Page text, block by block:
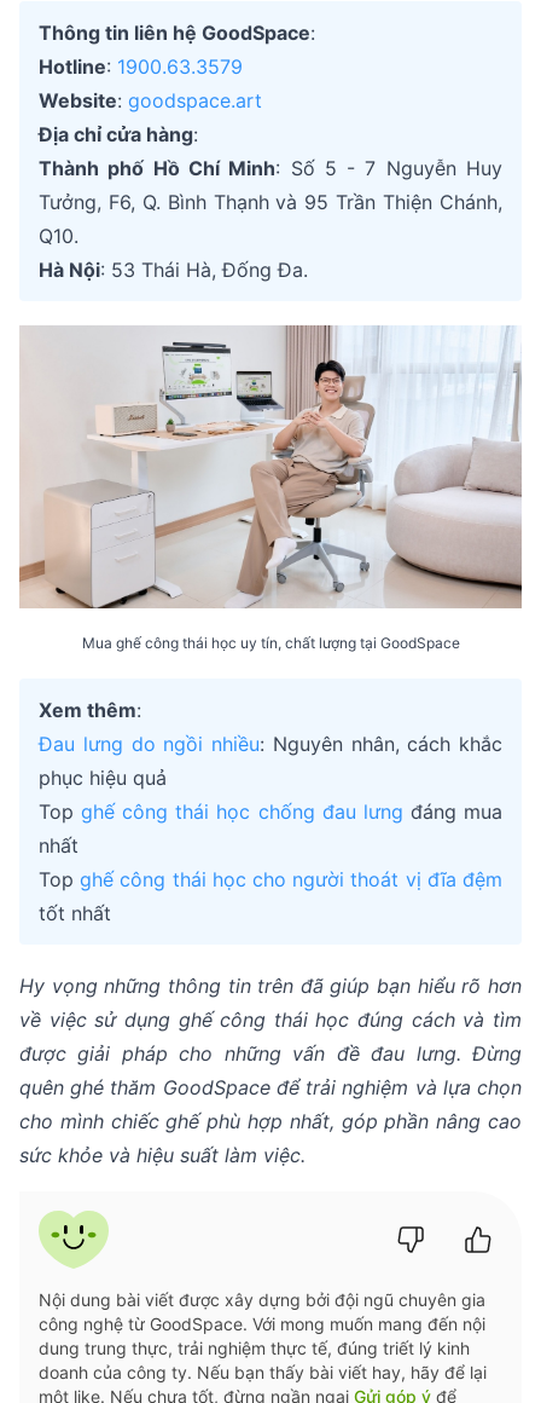
Thông tin liên hệ GoodSpace:
Hotline: 1900.63.3579
Website: goodspace.art
Địa chỉ cửa hàng:
Thành phố Hồ Chí Minh: Số 5 - 7 Nguyễn Huy
Tưởng, F6, Q. Bình Thạnh và 95 Trần Thiện Chánh,
Q10.
Hà Nội: 53 Thái Hà, Đống Đa.
Mua ghế công thái học uy tín, chất lượng tại GoodSpace
Xem thêm:
Đau lưng do ngồi nhiều: Nguyên nhân, cách khắc
phục hiệu quả
Topghế công thái học chống đau lưng đáng mua
nhất
Topghế công thái học cho người thoát vị đĩa đệm
tốt nhất
Hy vọng những thông tin trên đã giúp bạn hiểu rõ hơn
về việc sử dụng ghế công thái học đúng cách và tìm
được giải pháp cho những vấn đề đau lưng. Đừng
quên ghé thăm GoodSpace để trải nghiệm và lựa chọn
cho mình chiếc ghế phù hợp nhất, góp phần nâng cao
sức khỏe và hiệu suất làm việc.
Nội dung bài viết được xây dựng bởi đội ngũ chuyên gia
công nghệ từ GoodSpace. Với mong muốn mang đến nội
dung trung thực, trải nghiệm thực tế, đúng triết lý kinh
doanh của công ty. Nếu bạn thấy bài viết hay, hãy để lại
một like. Nếu chưa tốt, đừng ngần ngại Gửi góp ý để